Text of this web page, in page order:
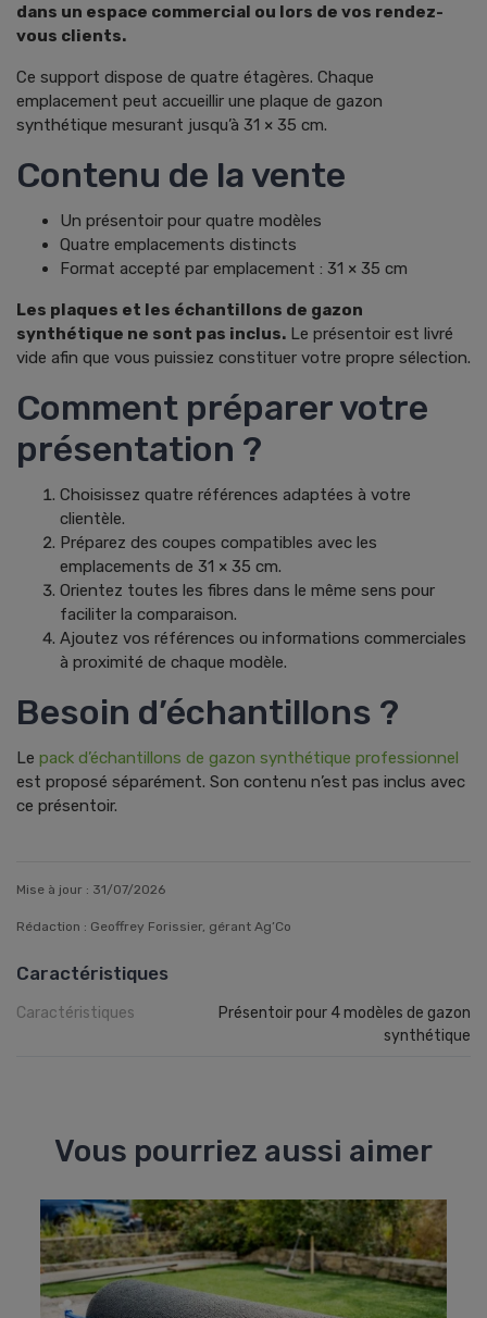
dans un espace commercial ou lors de vos rendez-
vous clients.
Ce support dispose de quatre étagères. Chaque
emplacement peut accueillir une plaque de gazon
synthétique mesurant jusqu’à 31 × 35 cm.
Contenu de la vente
Un présentoir pour quatre modèles
Quatre emplacements distincts
Format accepté par emplacement : 31 × 35 cm
Les plaques et les échantillons de gazon
synthétique ne sont pas inclus. Le présentoir est livré
vide afin que vous puissiez constituer votre propre sélection.
Comment préparer votre
présentation ?
Choisissez quatre références adaptées à votre
clientèle.
Préparez des coupes compatibles avec les
emplacements de 31 × 35 cm.
Orientez toutes les fibres dans le même sens pour
faciliter la comparaison.
Ajoutez vos références ou informations commerciales
à proximité de chaque modèle.
Besoin d’échantillons ?
Le pack d’échantillons de gazon synthétique professionnel
est proposé séparément. Son contenu n’est pas inclus avec
ce présentoir.
Mise à jour : 31/07/2026
Rédaction : Geoffrey Forissier, gérant Ag’Co
Caractéristiques
Caractéristiques
Présentoir pour 4 modèles de gazon
synthétique
Vous pourriez aussi aimer